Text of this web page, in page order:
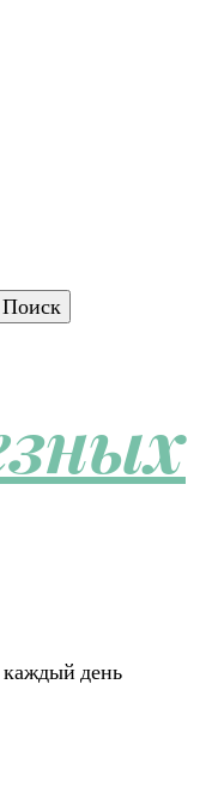
каждый день